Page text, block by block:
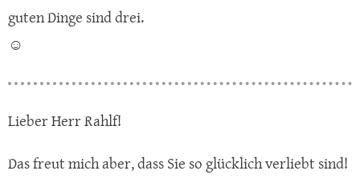
guten Dinge sind drei.
☺️
Lieber Herr Rahlf!
Das freut mich aber, dass Sie so glücklich verliebt sind!